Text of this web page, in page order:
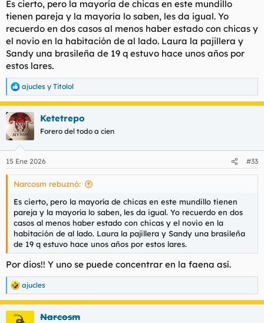
Es cierto, pero la mayoría de chicas en este mundillo
tienen pareja y la mayoría lo saben, les da igual. Yo
recuerdo en dos casos al menos haber estado con chicas y
el novio en la habitación de al lado. Laura la pajillera y
Sandy una brasileña de 19 q estuvo hace unos años por
estos lares.
R
e
a
c
c
i
e
s
ajucles y Titolol
Ketetrepo
Forero del todo a cien
15 Ene 2026 #33
Narcosm rebuznó:
Es cierto, pero la mayoría de chicas en este mundillo tienen
pareja y la mayoría lo saben, les da igual. Yo recuerdo en dos
casos al menos haber estado con chicas y el novio en la
habitación de al lado. Laura la pajillera y Sandy una brasileña
de 19 q estuvo hace unos años por estos lares.
Por dios!! Y uno se puede concentrar en la faena así.
R
e
a
c
ajucles
Narcosm